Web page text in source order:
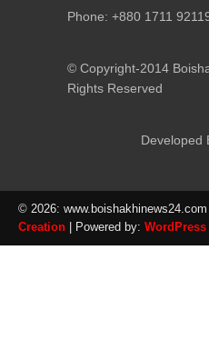
Phone: +880 1711
© Copyright-2014
Rights Reserved
Developed
© 2026: www.boishakhinews24.com
Creation | Powered by: WordPress